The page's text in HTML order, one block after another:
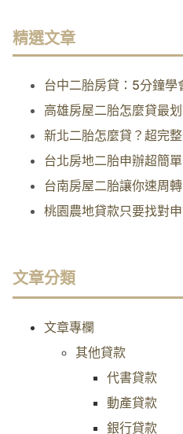
精選文章
台中二胎房貸：5分鐘學
高雄房屋二胎怎麼貸最
新北二胎怎麼貸？超完
台北房地二胎申辦超簡
台南房屋二胎讓你速周
桃園農地貸款只要找對
文章分類
文章專欄
其他貸款
代書貸款
動產貸款
銀行貸款